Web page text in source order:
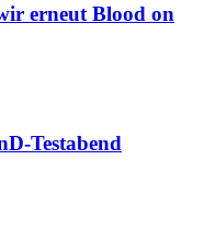
erneut Blood on
Testabend